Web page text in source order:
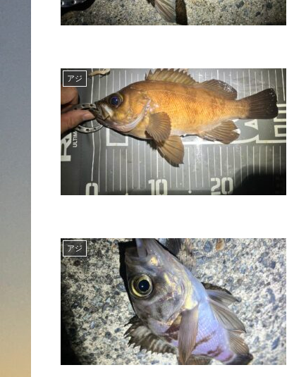
アジ
アジ